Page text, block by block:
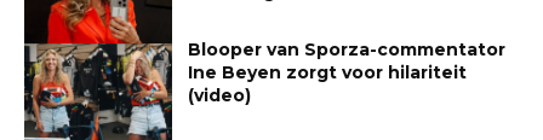
Blooper van Sporza-commentator
Ine Beyen zorgt voor hilariteit
(video)